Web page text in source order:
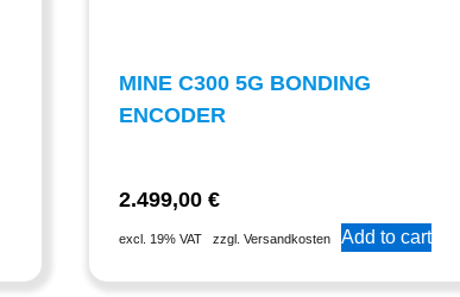
MINE C300 5G BONDING
ENCODER
2.499,00€
excl. 19% VAT zzgl. Versandkosten Add to cart